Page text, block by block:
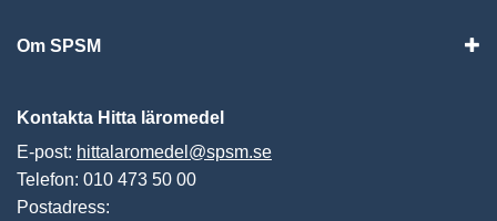
Om SPSM
Kontakta Hitta läromedel
E-post: hittalaromedel@spsm.se
Telefon: 010 473 50 00
Postadress: